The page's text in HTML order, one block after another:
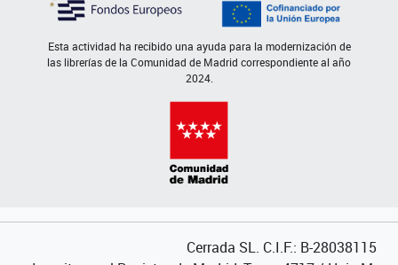
Esta actividad ha recibido una ayuda para la modernización de
las librerías de la Comunidad de Madrid correspondiente al año
2024.
Cerrada SL. C.I.F.: B-28038115